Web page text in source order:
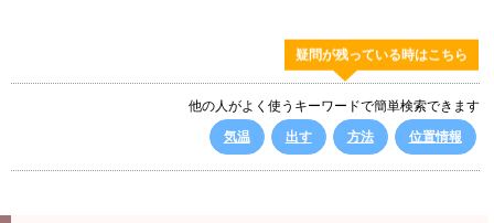
疑問が残っている時はこちら
他の人がよく使うキーワードで簡単検索できます
気温
出す 方法 位置情報